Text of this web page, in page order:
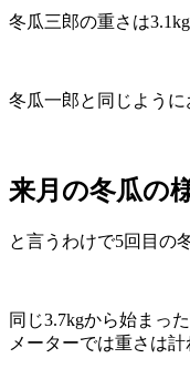
冬瓜三郎の重さは
冬瓜一郎と同じように
来月の冬瓜の
と言うわけで5回目の
同じ3.7kgから始まっ
メーターでは重さは